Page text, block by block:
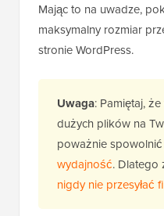
Mając to na uwadze,
maksymalny rozmiar
stronie WordPress.
Uwaga: Pamiętaj,
dużych plików na
poważnie
wydajność. Dlatego
nigdy nie przesyłać